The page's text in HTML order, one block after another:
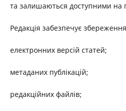
та залишаються доступними на
Редакція забезпечує
електронних версій статей;
метаданих публікацій;
редакційних файлів;